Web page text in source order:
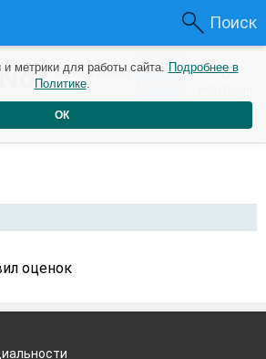
Поиск
2 года назад 0 0
оценок
метрики для работы сайта. Подробнее в
Политике.
ОК